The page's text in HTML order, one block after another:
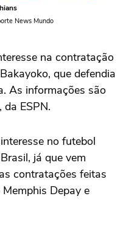
News Mundo
na contratação
que defendia
As informações são
ESPN.
no futebol
já que vem
contratações feitas
Depay e